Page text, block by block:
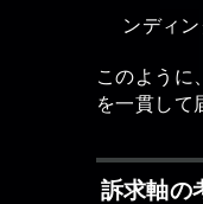
ンディ
このように、
を一貫して
訴求軸の